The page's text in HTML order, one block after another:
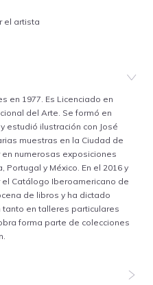
el artista
en 1977. Es Licenciado en
del Arte. Se formó en
estudió ilustración con José
muestras en la Ciudad de
numerosas exposiciones
Portugal y México. En el 2016 y
Catálogo Iberoamericano de
de libros y ha dictado
en talleres particulares
forma parte de colecciones